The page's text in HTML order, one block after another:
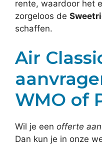
rente, waardoor het
zorgeloos de
schaffen.
Air
WMO of
Wil je een offerte
Dan kun je in onze